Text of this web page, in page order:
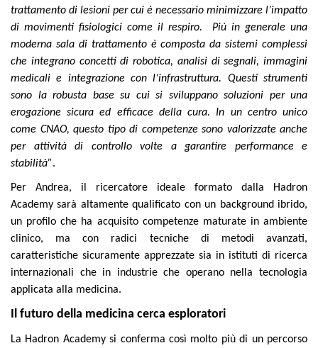
trattamento di lesioni per cui è necessario minimizzare l’impatto
di movimenti fisiologici come il respiro. Più in generale una
moderna sala di trattamento è composta da sistemi complessi
che integrano concetti di robotica, analisi di segnali, immagini
medicali e integrazione con l’infrastruttura. Questi strumenti
sono la robusta base su cui si sviluppano soluzioni per una
erogazione sicura ed efficace della cura. In un centro unico
come CNAO, questo tipo di competenze sono valorizzate anche
per attività di controllo volte a garantire performance e
stabilità”.
Per Andrea, il ricercatore ideale formato dalla Hadron
Academy sarà altamente qualificato con un background ibrido,
un profilo che ha acquisito competenze maturate in ambiente
clinico, ma con radici tecniche di metodi avanzati,
caratteristiche sicuramente apprezzate sia in istituti di ricerca
internazionali che in industrie che operano nella tecnologia
applicata alla medicina.
Il futuro della medicina cerca esploratori
La Hadron Academy si conferma così molto più di un percorso